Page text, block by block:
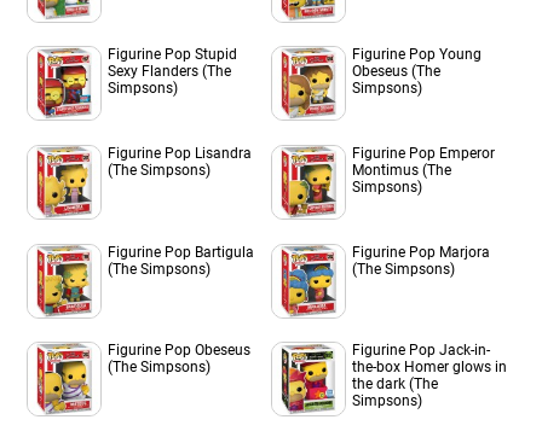
Figurine Pop Stupid
Sexy Flanders (The
Simpsons)
Figurine Pop Young
Obeseus (The
Simpsons)
Figurine Pop Lisandra
(The Simpsons)
Figurine Pop Emperor
Montimus (The
Simpsons)
Figurine Pop Bartigula
(The Simpsons)
Figurine Pop Marjora
(The Simpsons)
Figurine Pop Obeseus
(The Simpsons)
Figurine Pop Jack-in-
the-box Homer glows in
the dark (The
Simpsons)